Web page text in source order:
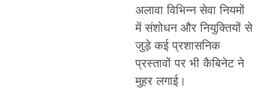
अलावा विभिन्न सेवा नियमों
में संशोधन और नियुक्तियों से
जुड़े कई प्रशासनिक
प्रस्तावों पर भी कैबिनेट ने
मुहर लगाई।